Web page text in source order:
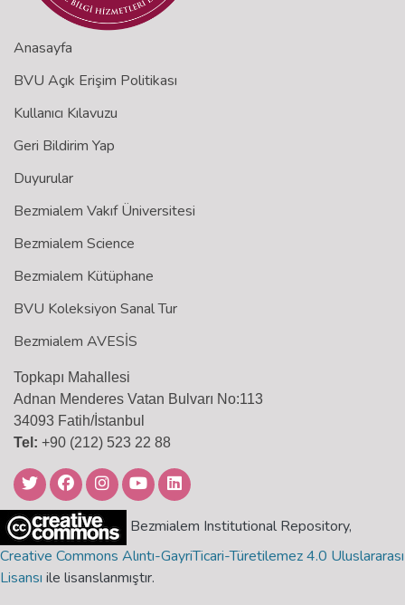
Anasayfa
BVU Açık Erişim Politikası
Kullanıcı Kılavuzu
Geri Bildirim Yap
Duyurular
Bezmialem Vakıf Üniversitesi
Bezmialem Science
Bezmialem Kütüphane
BVU Koleksiyon Sanal Tur
Bezmialem AVESİS
Topkapı Mahallesi
Adnan Menderes Vatan Bulvarı No:113
34093 Fatih/İstanbul
Tel: +90 (212) 523 22 88
Bezmialem Institutional Repository,
Creative Commons Alıntı-GayriTicari-Türetilemez 4.0 Uluslararası
Lisansı ile lisanslanmıştır.